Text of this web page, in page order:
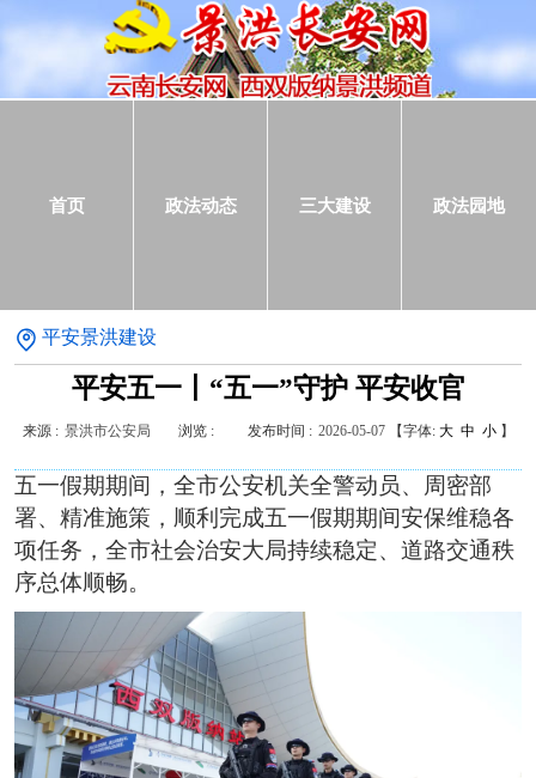
首页 政法动态 三大建设 政法园地
平安景洪建设
平安五一丨“五一”守护 平安收官
来源 : 景洪市公安局 浏览 : 发布时间 : 2026-05-07【字体: 大 中 小 】
五一假期期间，全市公安机关全警动员、周密部
署、精准施策，顺利完成五一假期期间安保维稳各
项任务，全市社会治安大局持续稳定、道路交通秩
序总体顺畅。